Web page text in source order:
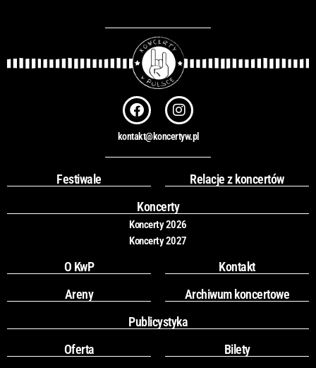
F
a
c
e
b
o
k
I
n
s
t
a
r
a
m
kontakt@koncertyw.pl
Festiwale
Relacje z koncertów
Koncerty
Koncerty 2026
Koncerty 2027
O KwP
Kontakt
Areny
Archiwum koncertowe
Publicystyka
Oferta
Bilety